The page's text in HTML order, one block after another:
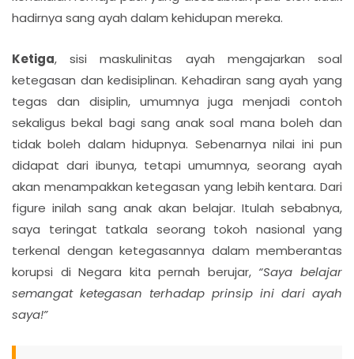
hadirnya sang ayah dalam kehidupan mereka.
Ketiga, sisi maskulinitas ayah mengajarkan soal
ketegasan dan kedisiplinan. Kehadiran sang ayah yang
tegas dan disiplin, umumnya juga menjadi contoh
sekaligus bekal bagi sang anak soal mana boleh dan
tidak boleh dalam hidupnya. Sebenarnya nilai ini pun
didapat dari ibunya, tetapi umumnya, seorang ayah
akan menampakkan ketegasan yang lebih kentara. Dari
figure inilah sang anak akan belajar. Itulah sebabnya,
saya teringat tatkala seorang tokoh nasional yang
terkenal dengan ketegasannya dalam memberantas
korupsi di Negara kita pernah berujar, “Saya belajar
semangat ketegasan terhadap prinsip ini dari ayah
saya!”